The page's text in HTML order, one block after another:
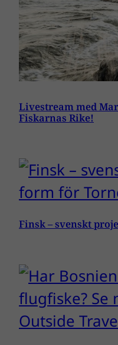
Livestream med
Fiskarnas Rike!
Finsk – svenskt